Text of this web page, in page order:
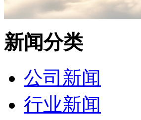
新闻分类
公司新闻
行业新闻